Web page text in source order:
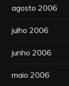
agosto 2006
julho 2006
junho 2006
maio 2006